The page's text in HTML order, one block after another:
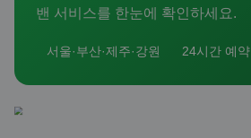
밴 서비스를 한눈에 확인하세요.
서울·부산·제주·강원 24시간 예약